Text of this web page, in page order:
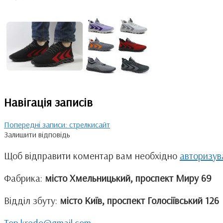
Навігація записів
Попередні записи: стрелкисайт
Залишити відповідь
Щоб відправити коментар вам необхідно
Фабрика: місто Хмельницький, проспект Миру 69
Відділ збуту: місто Київ, проспект Голосіївський 126